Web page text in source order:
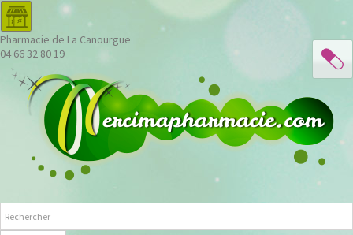
Pharmacie de La Canourgue
04 66 32 80 19